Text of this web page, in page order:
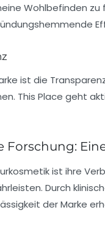
Wohlbefinden zu
ist die
This Place geht
ist ihre
Durch
der Marke